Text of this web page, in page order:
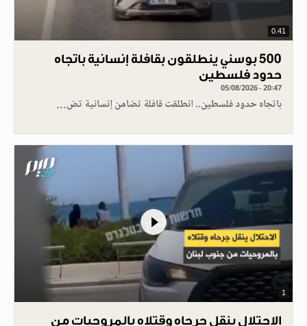
0.41
500 بوسني ينطلقون بقافلة إنسانية باتجاه
حدود فلسطين
05/08/2026 - 20:47
باتجاه حدود فلسطين.. انطلقت قافلة تضامن إنسانية تض…
1
الاحتلال ينقل جرحاه وقتلاه بالمروحيات من